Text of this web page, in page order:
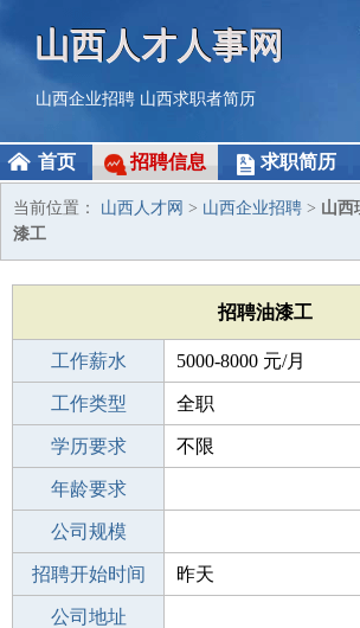
山西人才人事网
山西企业招聘 山西求职者简历
首页 招聘信息 求职简历
当前位置： 山西人才网 > 山西企业招聘 > 山西
漆工
招聘油漆工
工作薪水 5000-8000 元/月
招聘人数 2人
工作类型 全职
性别要求 -
学历要求 不限
工作经验
年龄要求
工作地点
公司规模
公司电话
招聘开始时间 昨天
招聘结束时间
公司地址